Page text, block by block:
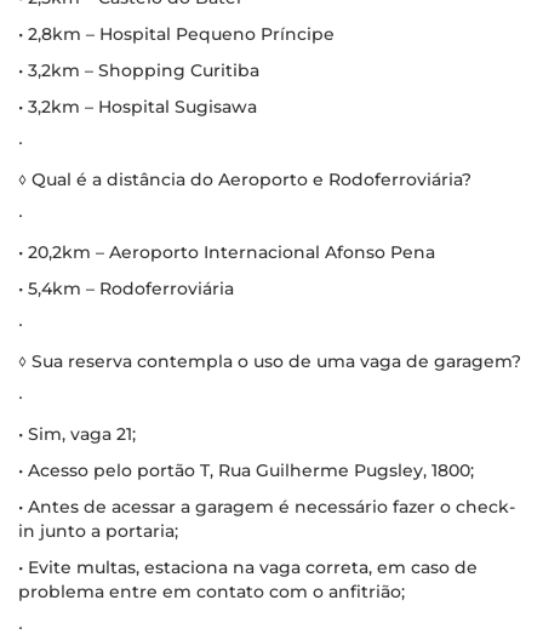
• 2,8km – Hospital Pequeno Príncipe
• 3,2km – Shopping Curitiba
• 3,2km – Hospital Sugisawa
∙
◊ Qual é a distância do Aeroporto e Rodoferroviária?
∙
• 20,2km – Aeroporto Internacional Afonso Pena
• 5,4km – Rodoferroviária
∙
◊ Sua reserva contempla o uso de uma vaga de garagem?
∙
• Sim, vaga 21;
• Acesso pelo portão T, Rua Guilherme Pugsley, 1800;
• Antes de acessar a garagem é necessário fazer o check-
in junto a portaria;
• Evite multas, estaciona na vaga correta, em caso de
problema entre em contato com o anfitrião;
∙